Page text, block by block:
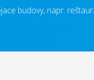
budovy, napr.